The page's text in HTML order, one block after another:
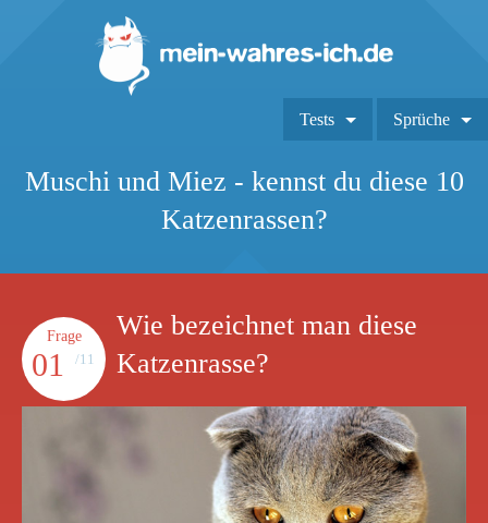
Tests Sprüche
Muschi und Miez - kennst du diese 10
Katzenrassen?
Frage
01 /11
Wie bezeichnet man diese
Katzenrasse?